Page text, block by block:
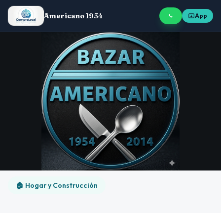
Americano 1954 App
🏠 Hogar y Construcción